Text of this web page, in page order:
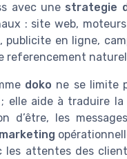
avec une strategie
: site web,
publicite en ligne,
referencement
doko ne se limite
; elle aide à traduire
d’être, les
les attentes des